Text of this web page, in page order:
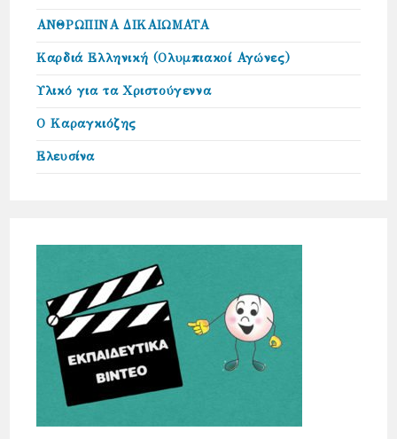
ΑΝΘΡΩΠΙΝΑ ΔΙΚΑΙΩΜΑΤΑ
Καρδιά Ελληνική (Ολυμπιακοί Αγώνες)
Υλικό για τα Χριστούγεννα
Ο Καραγκιόζης
Ελευσίνα